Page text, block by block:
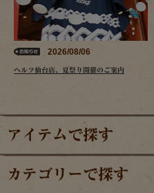
2026/08/06
ヘルツ仙台店、夏祭り開催のご案内
アイテムで探す
カテゴリーで探す